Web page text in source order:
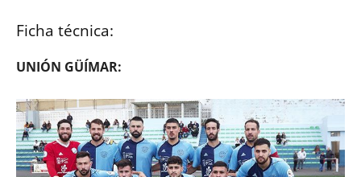
Ficha técnica:
UNIÓN GÜÍMAR: